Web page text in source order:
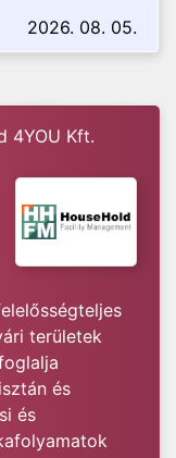
2026. 08. 05.
4YOU Kft.
területek
és
és